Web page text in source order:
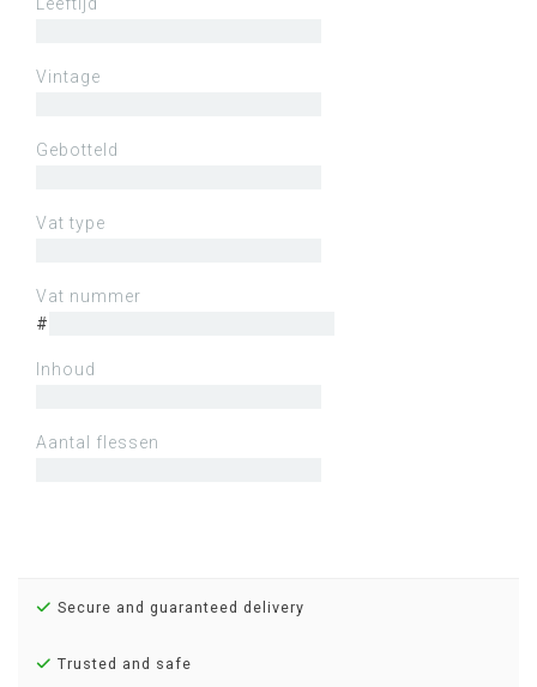
Vintage
Gebotteld
Vat type
Vat nummer
#
Inhoud
Aantal flessen
Secure and guaranteed delivery
Trusted and safe